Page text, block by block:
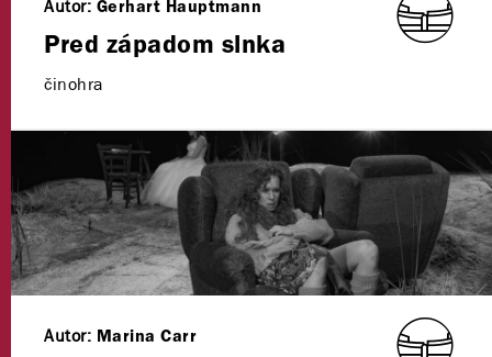
Autor: Gerhart Hauptmann
Pred západom slnka
činohra
Autor: Marina Carr